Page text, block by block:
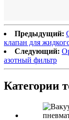
Предыдущий:
клапан для
Следующий:
азотный фильтр
Категории